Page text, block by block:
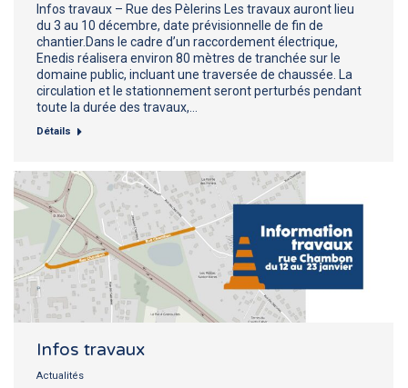
Infos travaux – Rue des Pèlerins Les travaux auront lieu
du 3 au 10 décembre, date prévisionnelle de fin de
chantier.Dans le cadre d’un raccordement électrique,
Enedis réalisera environ 80 mètres de tranchée sur le
domaine public, incluant une traversée de chaussée. La
circulation et le stationnement seront perturbés pendant
toute la durée des travaux,…
Détails
Infos travaux
Actualités